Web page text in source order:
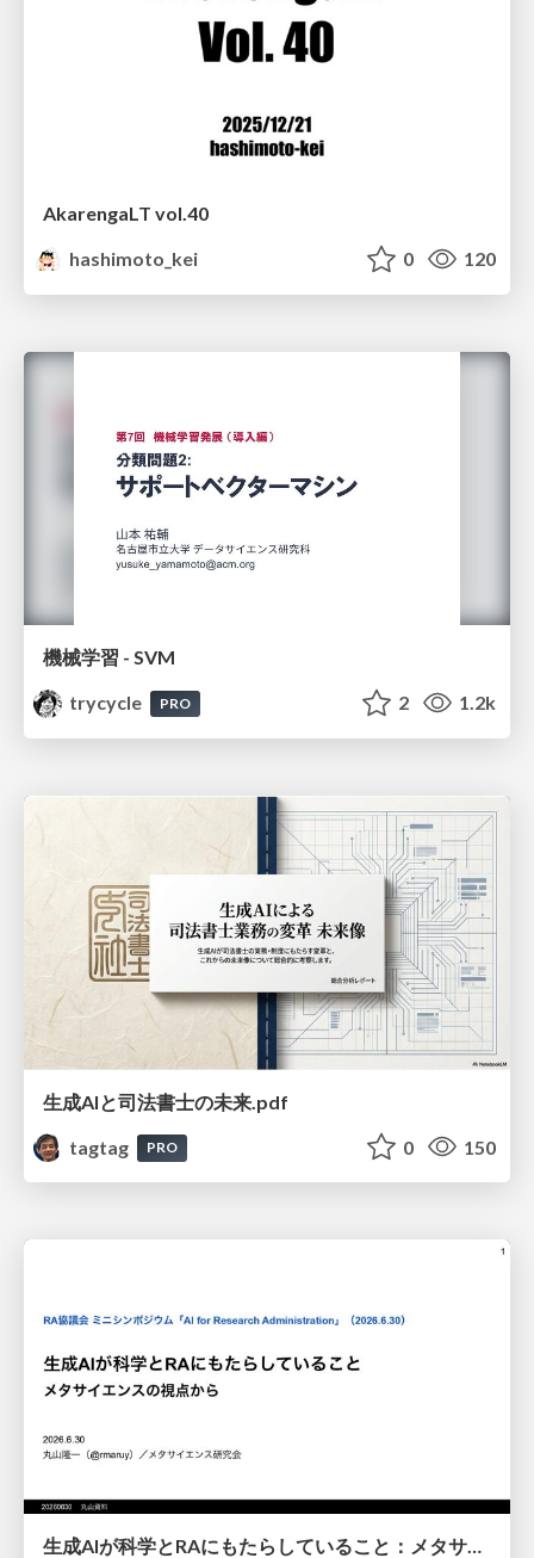
AkarengaLT vol.40
hashimoto_kei
0 120
機械学習 - SVM
trycycle
PRO 2 1.2k
生成AIと司法書士の未来.pdf
tagtag
PRO 0 150
生成AIが科学とRAにもたらしていること：メタサイエンスの視点から